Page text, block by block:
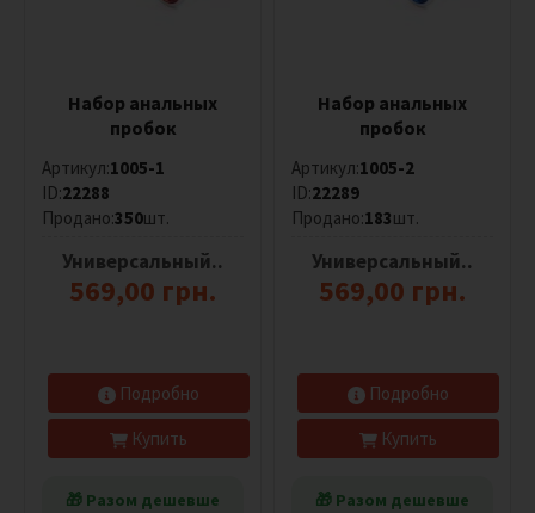
и
ш
Л
у
б
и
к
а
ы
Набор анальных
пробок
Артикул:1005-1
ID:22288
Продано:350шт.
Универсальный..
569,00 грн.
Подробно
Купить
🎁 Разом дешевше
Набор анальных
пробок
Артикул:1005-2
ID:22289
Продано:183шт.
Универсальный..
569,00 грн.
Подробно
Купить
🎁 Разом дешевше